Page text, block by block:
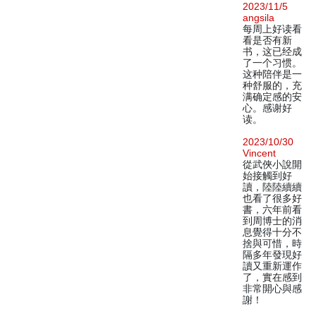
2023/11/5
angsila
每周上好读看
看是否有新
书，这已经成
了一个习惯。
这种陪伴是一
种舒服的，充
满确定感的安
心。感谢好
读。
2023/10/30
Vincent
從武俠小說開
始接觸到好
讀，陸陸續續
也看了很多好
書，六年前看
到周博士的消
息覺得十分不
捨與可惜，時
隔多年發現好
讀又重新運作
了，實在感到
非常開心與感
謝！